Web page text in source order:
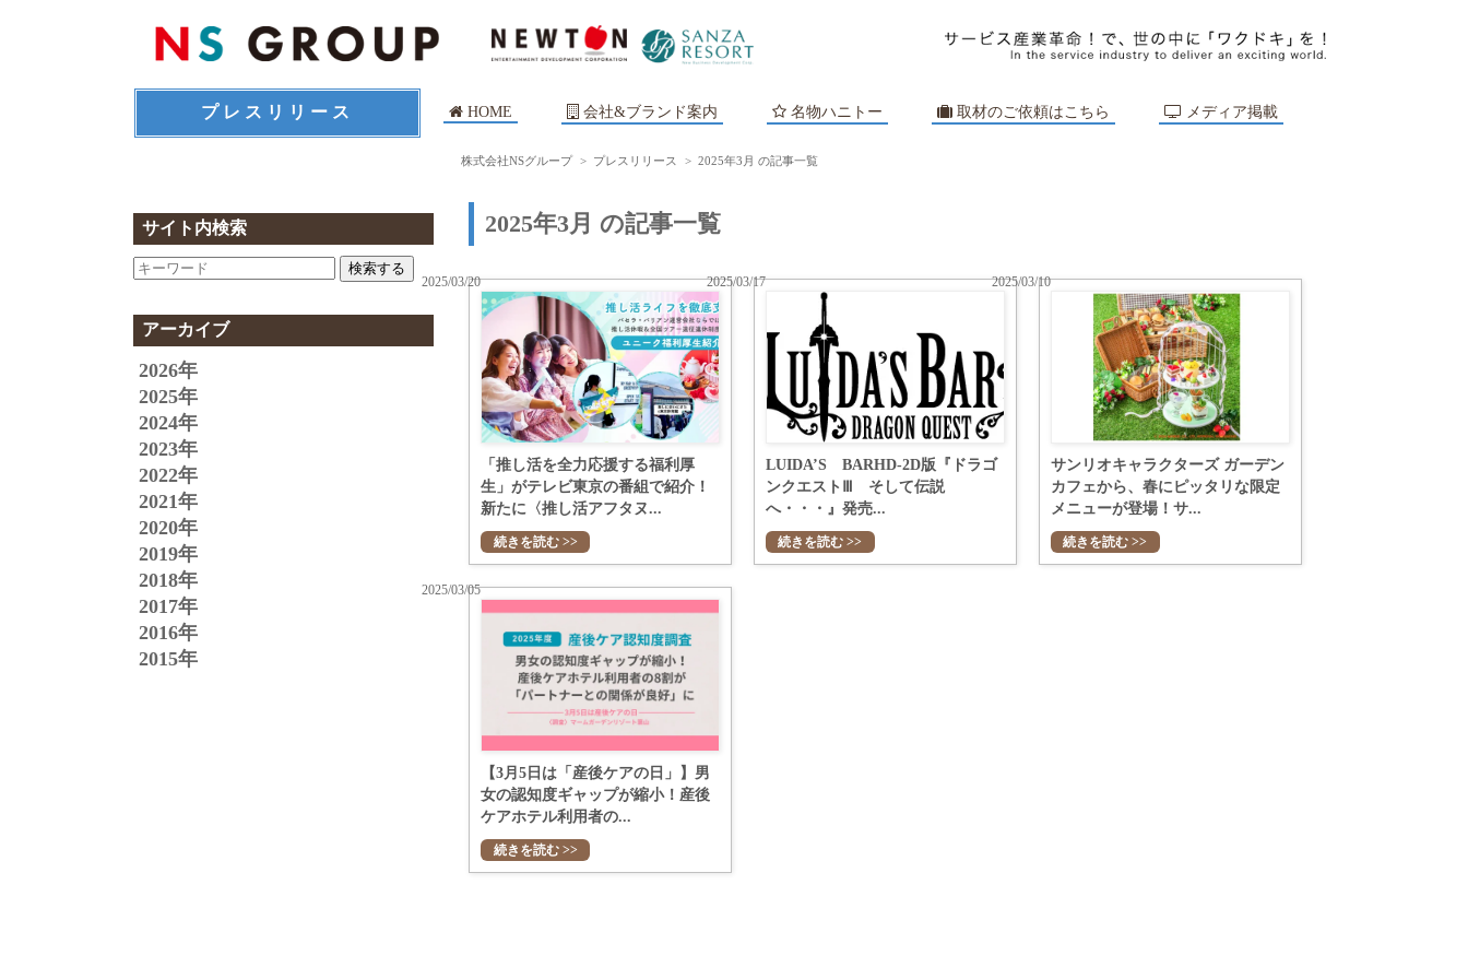
プレスリリース HOME 会社&ブランド案内 名物ハニトー 取材のご依頼はこちら メディア掲載
株式会社NSグループ > プレスリリース > 2025年3月 の記事一覧
サイト内検索
検索する
アーカイブ
2026年
2025年
2024年
2023年
2022年
2021年
2020年
2019年
2018年
2017年
2016年
2015年
2025年3月 の記事一覧
「推し活を全力応援する福利厚
生」がテレビ東京の番組で紹介！
新たに〈推し活アフタヌ...
2025/03/20
続きを読む >>
LUIDA’S BARHD-2D版『ドラゴ
ンクエストⅢ そして伝説
へ・・・』発売...
2025/03/17
続きを読む >>
サンリオキャラクターズ ガーデン
カフェから、春にピッタリな限定
メニューが登場！サ...
2025/03/10
続きを読む >>
【3月5日は「産後ケアの日」】男
女の認知度ギャップが縮小！産後
ケアホテル利用者の...
2025/03/05
続きを読む >>